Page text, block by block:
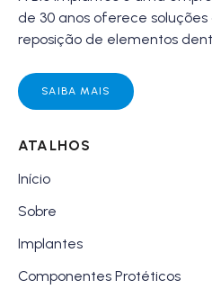
de 30 anos oferece
reposição de elementos
SAIBA MAIS
ATALHOS
Início
Sobre
Implantes
Componentes Protéticos